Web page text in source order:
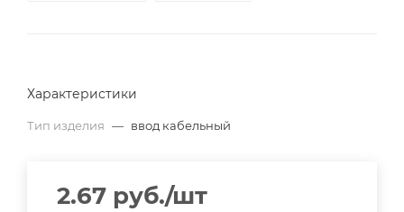
Характеристики
Тип изделия — ввод кабельный
2.67 руб./шт